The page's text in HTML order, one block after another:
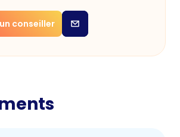
conseiller